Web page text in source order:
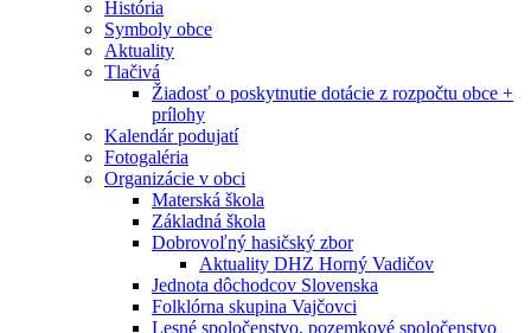
História
Symboly obce
Aktuality
Tlačivá
Žiadosť o poskytnutie dotácie z rozpočtu obce +
prílohy
Kalendár podujatí
Fotogaléria
Organizácie v obci
Materská škola
Základná škola
Dobrovoľný hasičský zbor
Aktuality DHZ Horný Vadičov
Jednota dôchodcov Slovenska
Folklórna skupina Vajčovci
Lesné spoločenstvo, pozemkové spoločenstvo